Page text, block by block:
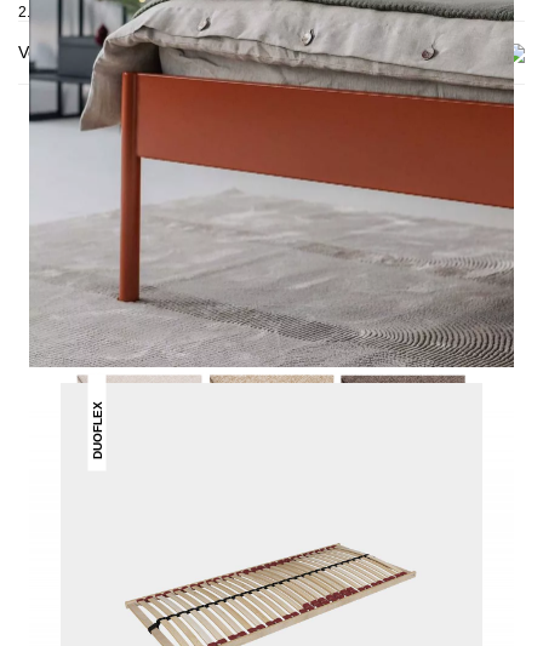
2. Karton: 1900x1050x130 mm, ≈ 35 kg
Versand & Lieferung
DAS KÖNNTE DIR AUCH
GEFALLEN
DUOFLEX